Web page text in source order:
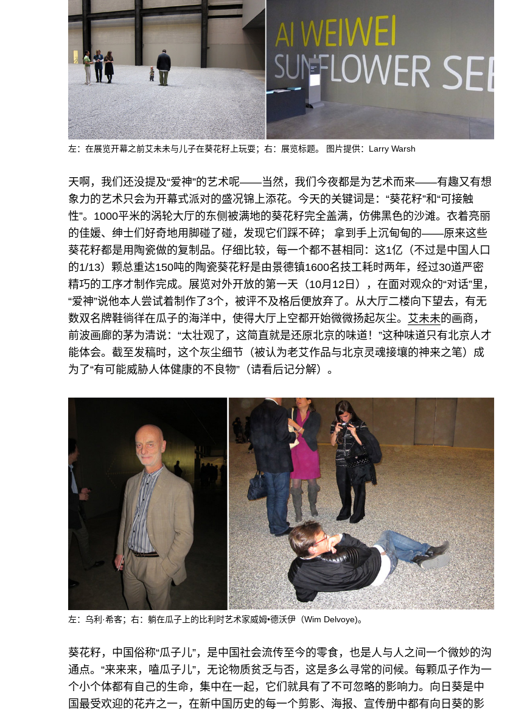
左：在展览开幕之前艾未未与儿子在葵花籽上玩耍；右：展览标题。 图片提供：Larry Warsh
天啊，我们还没提及“爱神”的艺术呢——当然，我们今夜都是为艺术而来——有趣又有想
象力的艺术只会为开幕式派对的盛况锦上添花。今天的关键词是：“葵花籽”和“可接触
性”。1000平米的涡轮大厅的东侧被满地的葵花籽完全盖满，仿佛黑色的沙滩。衣着亮丽
的佳媛、绅士们好奇地用脚碰了碰，发现它们踩不碎； 拿到手上沉甸甸的——原来这些
葵花籽都是用陶瓷做的复制品。仔细比较，每一个都不甚相同：这1亿（不过是中国人口
的1/13）颗总重达150吨的陶瓷葵花籽是由景德镇1600名技工耗时两年，经过30道严密
精巧的工序才制作完成。展览对外开放的第一天（10月12日），在面对观众的“对话”里，
“爱神”说他本人尝试着制作了3个，被评不及格后便放弃了。从大厅二楼向下望去，有无
数双名牌鞋徜徉在瓜子的海洋中，使得大厅上空都开始微微扬起灰尘。 艾未未的画商，
前波画廊的茅为清说：“太壮观了，这简直就是还原北京的味道！”这种味道只有北京人才
能体会。截至发稿时，这个灰尘细节（被认为老艾作品与北京灵魂接壤的神来之笔）成
为了“有可能威胁人体健康的不良物”（请看后记分解）。
左：乌利·希客；右：躺在瓜子上的比利时艺术家威姆•德沃伊（Wim Delvoye)。
葵花籽，中国俗称“瓜子儿”，是中国社会流传至今的零食，也是人与人之间一个微妙的沟
通点。“来来来，嗑瓜子儿”，无论物质贫乏与否，这是多么寻常的问候。每颗瓜子作为一
个小个体都有自己的生命，集中在一起，它们就具有了不可忽略的影响力。向日葵是中
国最受欢迎的花卉之一，在新中国历史的每一个剪影、海报、宣传册中都有向日葵的影